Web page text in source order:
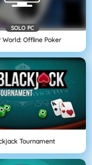
SOLO PC
World: Offline Poker
Tournament